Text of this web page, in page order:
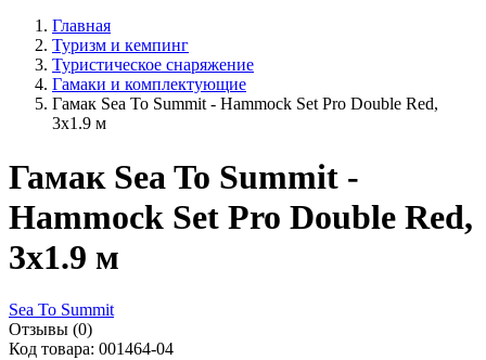
Главная
Туризм и кемпинг
Туристическое снаряжение
Гамаки и комплектующие
Гамак Sea To Summit - Hammock Set Pro Double Red,
3х1.9 м
Гамак Sea To Summit -
Hammock Set Pro Double Red,
3х1.9 м
Sea To Summit
Отзывы (0)
Код товара: 001464-04